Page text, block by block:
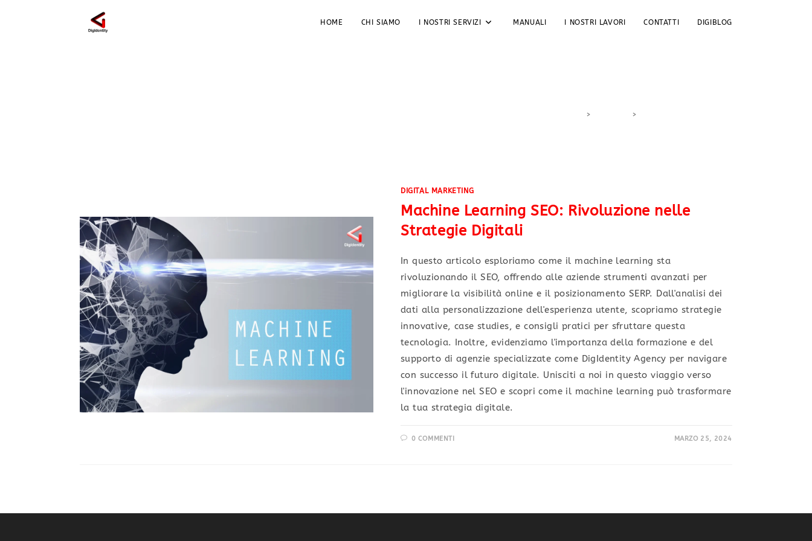
HOME CHI SIAMO I NOSTRI SERVIZI MANUALI I NOSTRI LAVORI CONTATTI DIGIBLOG
> >
DIGITAL MARKETING
Machine Learning SEO: Rivoluzione nelle
Strategie Digitali
In questo articolo esploriamo come il machine learning sta
rivoluzionando il SEO, offrendo alle aziende strumenti avanzati per
migliorare la visibilità online e il posizionamento SERP. Dall'analisi dei
dati alla personalizzazione dell'esperienza utente, scopriamo strategie
innovative, case studies, e consigli pratici per sfruttare questa
tecnologia. Inoltre, evidenziamo l'importanza della formazione e del
supporto di agenzie specializzate come DigIdentity Agency per navigare
con successo il futuro digitale. Unisciti a noi in questo viaggio verso
l'innovazione nel SEO e scopri come il machine learning può trasformare
la tua strategia digitale.
0 COMMENTI MARZO 25, 2024